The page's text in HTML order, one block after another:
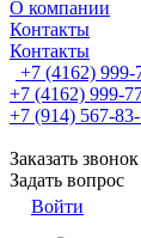
О компании
Контакты
Контакты
+7 (4162) 999-
+7 (4162) 999-
+7 (914) 567-
Заказать звонок
Задать вопрос
Войти